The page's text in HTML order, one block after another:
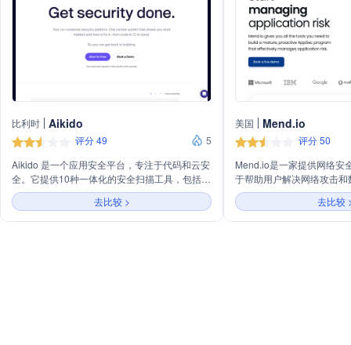
比利时 Aikido
评分 49
5
Aikido 是一个应用安全平台，专注于代码和云安
全。它提供10种一体化的安全扫描工具，包括开
源依赖扫描、云姿态管理、静态代码分析等，帮
助云原生公司在夜间安心。Aikido 集成了多种开
发工具，支持多种技术栈和语言，能够在用户现
去比较 >
美国 Mend.io
评分 50
Mend.io是一家提供网络安
于帮助用户解决网络攻击
的主要业务包括网络安全
防护策略制定以及应急响
于通过先进的技术手段，
去比较